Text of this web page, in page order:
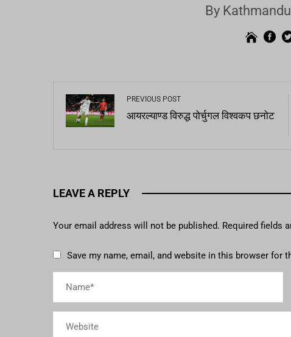
By
PREVIOUS POST
आयरल्याण्ड विरुद्ध पोर्चुगल विश्वकप छनोट
LEAVE A REPLY
Your email address will not be published. Required fields
Save my name, email, and website in this browser for